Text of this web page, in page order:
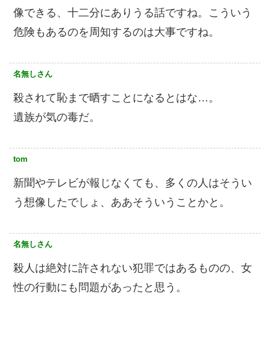
像できる、十二分にありうる話ですね。こういう
危険もあるのを周知するのは大事ですね。
名無しさん
殺されて恥まで晒すことになるとはな…。
遺族が気の毒だ。
tom
新聞やテレビが報じなくても、多くの人はそうい
う想像したでしょ、ああそういうことかと。
名無しさん
殺人は絶対に許されない犯罪ではあるものの、女
性の行動にも問題があったと思う。